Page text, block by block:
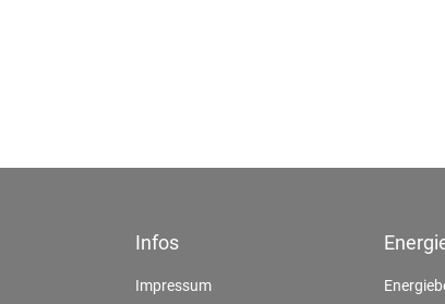
Infos
Impressum